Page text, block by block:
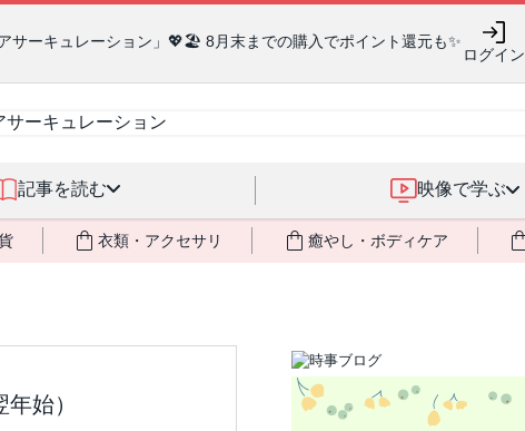
サーキュレーション」💖🏖️ 8月末までの購入でポイント還元も✨
ログイン
記事を読む 映像で学ぶ
衣類・アクセサリ 癒やし・ボディケア
始）